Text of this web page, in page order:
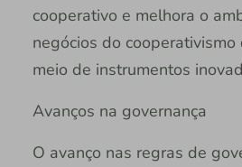
cooperativo e melhora o
negócios do
meio de instrumentos
Avanços na governança
O avanço nas regras de